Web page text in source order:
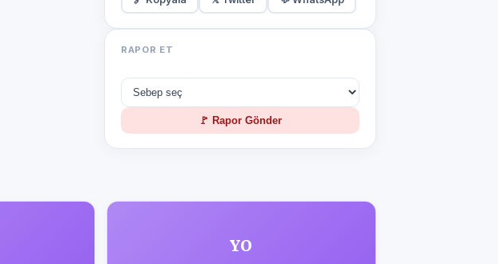
RAPOR ET
🚩 Rapor Gönder
YO